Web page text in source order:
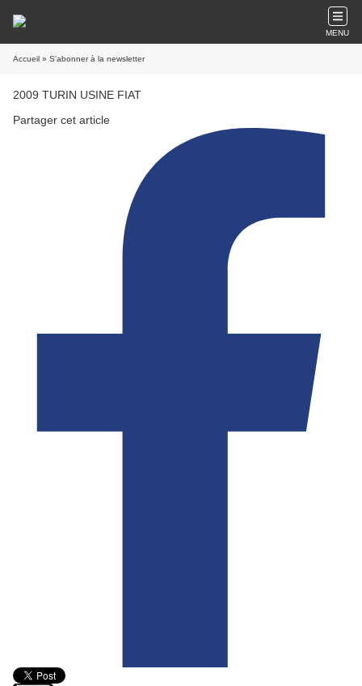
MENU
Accueil » S'abonner à la newsletter
2009 TURIN USINE FIAT
Partager cet article